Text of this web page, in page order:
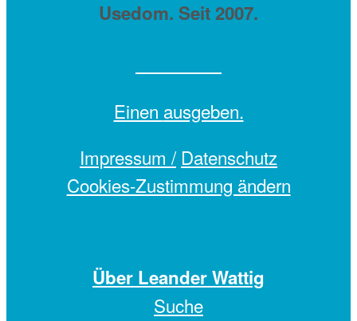
Usedom. Seit 2007.
Einen ausgeben.
Impressum / Datenschutz
Cookies-Zustimmung ändern
Über Leander Wattig
Suche